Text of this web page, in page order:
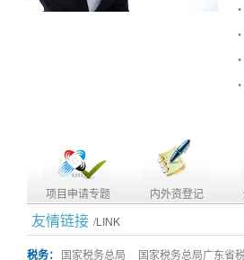
•
•
•
•
项目申请专题 内外资登记
友情链接 /LINK
税务： 国家税务总局 国家税务总局广东省